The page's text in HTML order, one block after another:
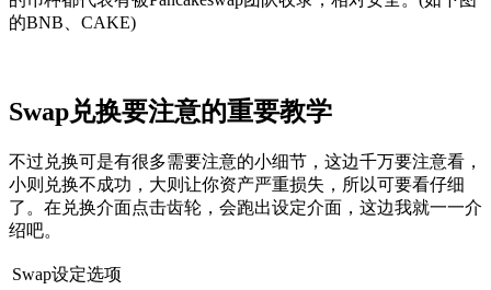
的BNB、CAKE)
Swap兑换要注意的重要教学
不过兑换可是有很多需要注意的小细节，这边千万要注意看，
小则兑换不成功，大则让你资产严重损失，所以可要看仔细
了。在兑换介面点击齿轮，会跑出设定介面，这边我就一一介
绍吧。
Swap设定选项